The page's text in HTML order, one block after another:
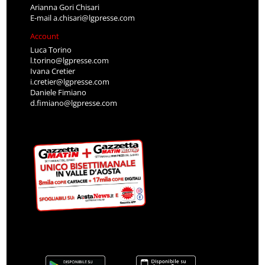
Arianna Gori Chisari
E-maila.chisari@lgpresse.com
Account
Luca Torino
l.torino@lgpresse.com
Ivana Cretier
i.cretier@lgpresse.com
Daniele Fimiano
d.fimiano@lgpresse.com